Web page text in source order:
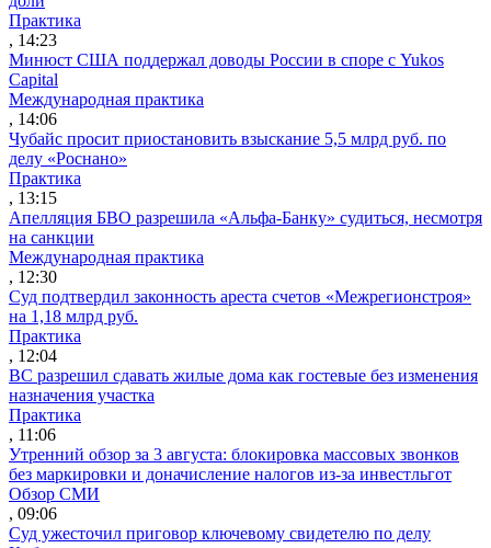
Практика
, 14:23
Минюст США поддержал доводы России в споре с Yukos
Capital
Международная практика
, 14:06
Чубайс просит приостановить взыскание 5,5 млрд руб. по
делу «Роснано»
Практика
, 13:15
Апелляция БВО разрешила «Альфа-Банку» судиться, несмотря
на санкции
Международная практика
, 12:30
Суд подтвердил законность ареста счетов «Межрегионстроя»
на 1,18 млрд руб.
Практика
, 12:04
ВС разрешил сдавать жилые дома как гостевые без изменения
назначения участка
Практика
, 11:06
Утренний обзор за 3 августа: блокировка массовых звонков
без маркировки и доначисление налогов из-за инвестльгот
Обзор СМИ
, 09:06
Суд ужесточил приговор ключевому свидетелю по делу